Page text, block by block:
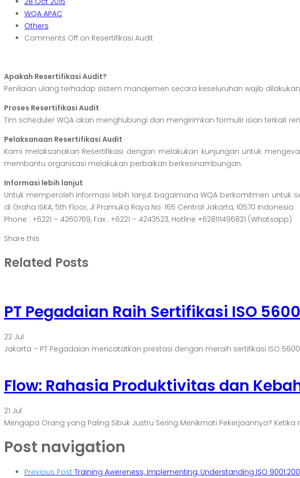
WQA APAC
Others
Comments Off on Resertifikasi Audit
Apakah Resertifikasi Audit?
Penilaian ulang terhadap sistem manajemen secara keseluruhan wajib
Proses Resertifikasi Audit
Tim scheduler WQA akan menghubungi dan mengirimkan formulir isian terkait
Pelaksanaan Resertifikasi Audit
Kami melaksanakan Resertifikasi dengan melakukan kunjungan untuk
membantu organisasi melakukan perbaikan berkesinambungan.
Informasi lebih lanjut
Untuk memperoleh informasi lebih lanjut bagaimana WQA berkomitmen
di Graha ISKA, 5th Floor, Jl Pramuka Raya No. 165 Central Jakarta, 10570 Indonesia
Phone : +6221 – 4260769, Fax : +6221 – 4243523, Hotline +628111496821 (Whatsapp)
Share this
Related Posts
PT Pegadaian Raih Sertifikasi ISO
22 Jul
Jakarta – PT Pegadaian mencatatkan prestasi dengan meraih sertifikasi ISO
Flow: Rahasia Produktivitas dan
21 Jul
Mengapa Orang yang Paling Sibuk Justru Sering Menikmati Pekerjaannya?
Post navigation
Previous Post Training Awereness, Implementing, Understanding ISO